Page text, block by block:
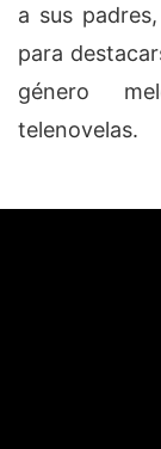
a sus
para
género
telenovelas.